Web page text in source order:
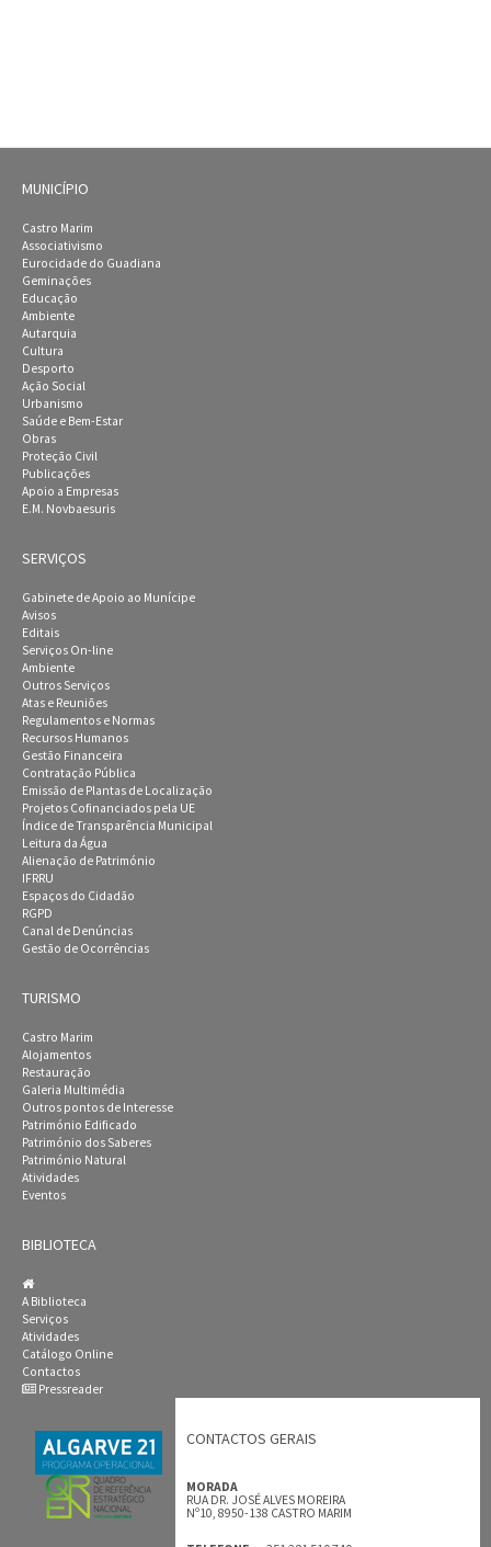
MUNICÍPIO
Castro Marim
Associativismo
Eurocidade do Guadiana
Geminações
Educação
Ambiente
Autarquia
Cultura
Desporto
Ação Social
Urbanismo
Saúde e Bem-Estar
Obras
Proteção Civil
Publicações
Apoio a Empresas
E.M. Novbaesuris
SERVIÇOS
Gabinete de Apoio ao Munícipe
Avisos
Editais
Serviços On-line
Ambiente
Outros Serviços
Atas e Reuniões
Regulamentos e Normas
Recursos Humanos
Gestão Financeira
Contratação Pública
Emissão de Plantas de Localização
Projetos Cofinanciados pela UE
Índice de Transparência Municipal
Leitura da Água
Alienação de Património
IFRRU
Espaços do Cidadão
RGPD
Canal de Denúncias
Gestão de Ocorrências
TURISMO
Castro Marim
Alojamentos
Restauração
Galeria Multimédia
Outros pontos de Interesse
Património Edificado
Património dos Saberes
Património Natural
Atividades
Eventos
BIBLIOTECA
A Biblioteca
Serviços
Atividades
Catálogo Online
Contactos
Pressreader
CONTACTOS GERAIS
MORADA
RUA DR. JOSÉ ALVES MOREIRA
Nº10, 8950-138 CASTRO MARIM